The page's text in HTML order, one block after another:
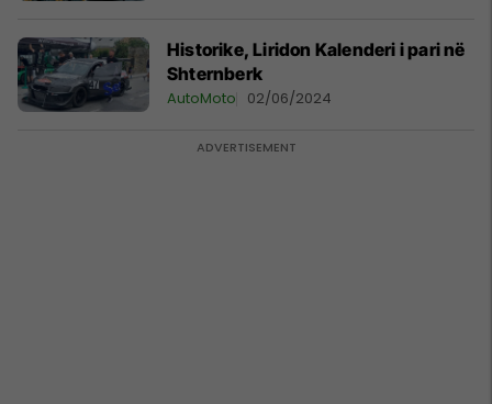
Historike, Liridon Kalenderi i pari në
Shternberk
AutoMoto 02/06/2024